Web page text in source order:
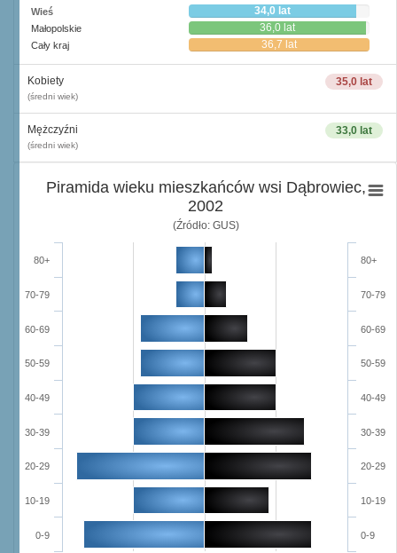
Wieś 34,0 lat
Małopolskie 36,0 lat
Cały kraj 36,7 lat
35,0 lat
Kobiety
(średni wiek)
33,0 lat
Mężczyźni
(średni wiek)
Piramida wieku mieszkańców wsi Dąbrowiec,
2002
(Źródło: GUS)
0-9
10-19
20-29
30-39
40-49
50-59
60-69
70-79
80+
0-9
10-19
20-29
30-39
40-49
50-59
60-69
70-79
80+